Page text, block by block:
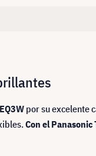
por su excelente
Con el Panasonic